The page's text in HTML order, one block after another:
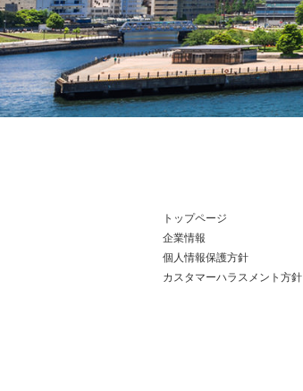
トップページ
企業情報
個人情報保護方針
カスタマーハラスメント方針